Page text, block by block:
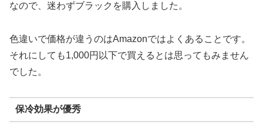
なので、迷わずブラックを購入しました。
色違いで価格が違うのはAmazonではよくあることです。
それにしても1,000円以下で買えるとは思ってもみません
でした。
保冷効果が優秀